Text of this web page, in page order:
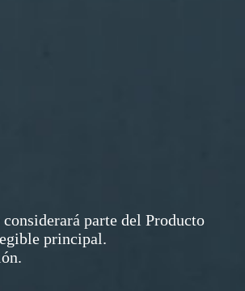
parte del Producto
principal.